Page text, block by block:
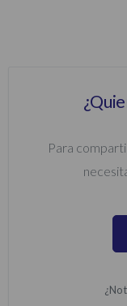
Para
¿No